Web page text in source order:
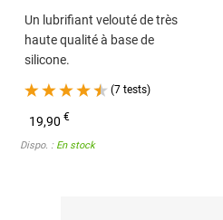
Un lubrifiant velouté de très
haute qualité à base de
silicone.
(7 tests)
19,90€
Dispo. : En stock